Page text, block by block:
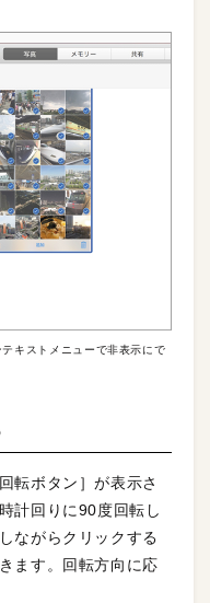
キストメニューで非表示にで
転ボタン］が表示さ
計回りに90度回転し
ながらクリックする
ます。回転方向に応